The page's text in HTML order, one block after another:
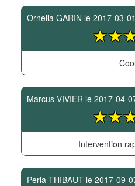
Ornella GARIN le 2017-03-01
Marcus VIVIER le 2017-04-
Intervention
Perla THIBAUT le 2017-09-